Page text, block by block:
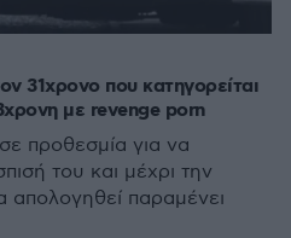
31χρονο που κατηγορείται
με revenge porn
προθεσμία για να
του και μέχρι την
παραμένει